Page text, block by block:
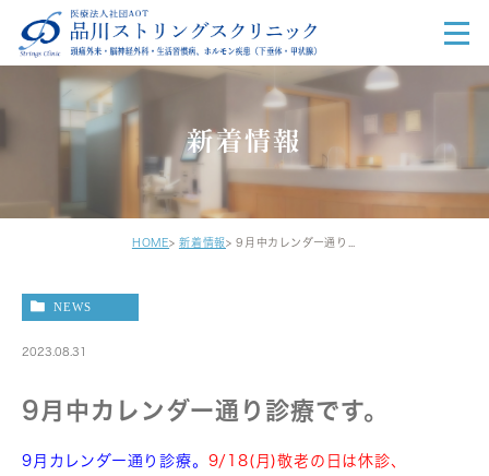
新着情報
HOME 新着情報
NEWS
2023.08.31
9月中カレンダー通り診療です。
9月カレンダー通り診療。 9/18(月)敬老の日は休診、